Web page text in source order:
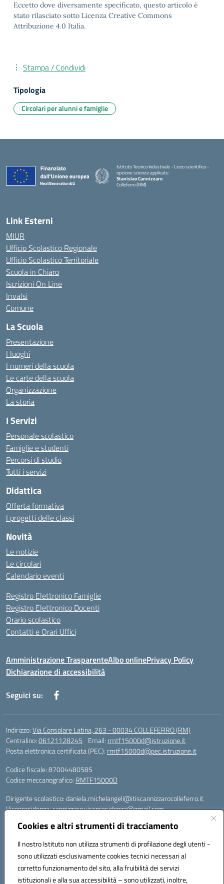
Cookies e altri strumenti di tracciamento
Il nostro Istituto non utilizza strumenti di profilazione degli utenti -
sono utilizzati esclusivamente cookies tecnici necessari al
corretto funzionamento del sito, alla fruibilità dei servizi
istituzionali e alla sua accessibilità – sono utilizzati, inoltre,
Eccetto dove diversamente specificato, questo articolo è
stato rilasciato sotto Licenza Creative Commons
Attribuzione 4.0 Italia.
Stampa / Condividi
Tipologia
Circolari per alunni e famiglie
Istituto Tecnico Industriale - Liceo scientifico -
opzione scienze applicate
Stanislao Cannizzaro
Colleferro (RM)
Link Esterni
MIUR
Ufficio Scolastico Regionale
Ufficio Scolastico Territoriale
Scuola in Chiaro
Iscrizioni On Line
Invalsi
Comune
La Scuola
Presentazione
I luoghi
I numeri della scuola
Le carte della scuola
Organizzazione
La storia
I Servizi
Personale scolastico
Famiglie e studenti
Percorsi di studio
Tutti i servizi
Didattica
Offerta formativa
I progetti delle classi
Novità
Le notizie
Le circolari
Calendario eventi
Registro Elettronico Famiglie
Registro Elettronico Docenti
Orario scolastico
Contatti e Orari Uffici
Amministrazione TrasparenteAlbo onlinePrivacy Policy
Dichiarazione di accessibilità
Seguici su:
Indirizzo:Via Consolare Latina, 263 - 00034 COLLEFERRO (RM)
Centralino:06121128245 Email: rmtf15000d@istruzione.it
Posta elettronica certificata (PEC): rmtf15000d@pec.istruzione.it
Codice fiscale: 87004480585
Codice meccanografico: RMTF15000D
Dirigente scolastico: daniela.michelangeli@itiscannizzarocolleferro.it
Vicepresidenza: cannizzaro.vicepresidenza@gmail.com
Supporto piattaforme DDI (creazione account e rigenerazione credenziali)
supporto_gsuite@itiscannizzarocolleferro.it
Microsoft Office 365 (Teams):